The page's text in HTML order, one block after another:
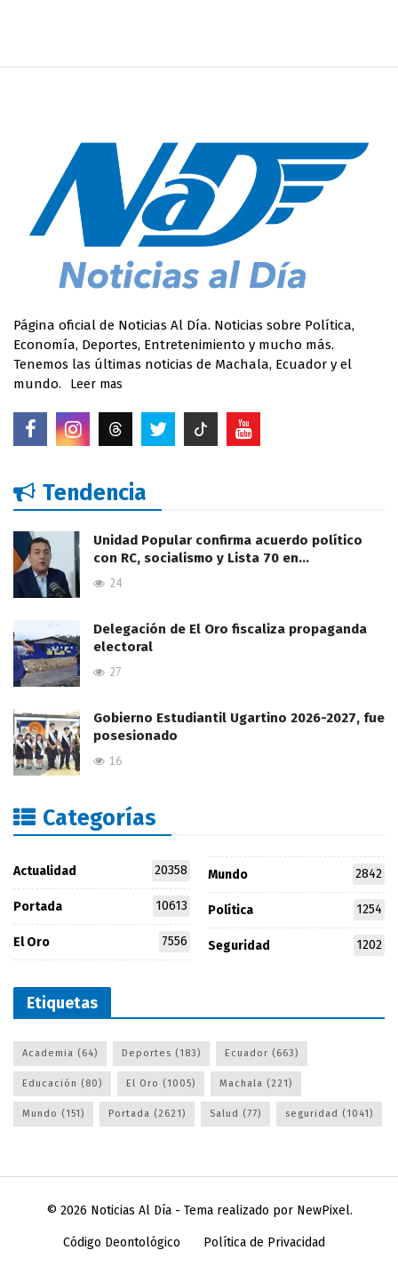
Página oficial de Noticias Al Día. Noticias sobre Política,
Economía, Deportes, Entretenimiento y mucho más.
Tenemos las últimas noticias de Machala, Ecuador y el
mundo.
Leer mas
Tendencia
Unidad Popular confirma acuerdo político
con RC, socialismo y Lista 70 en…
24
Delegación de El Oro fiscaliza propaganda
electoral
27
Gobierno Estudiantil Ugartino 2026-2027, fue
posesionado
16
Categorías
Actualidad 20358
Portada 10613
El Oro 7556
Mundo 2842
Política 1254
Seguridad 1202
Etiquetas
Academia (64) Deportes (183) Ecuador (663)
Educación (80) El Oro (1005) Machala (221)
Mundo (151) Portada (2621) Salud (77) seguridad (1041)
© 2026 Noticias Al Día- Tema realizado por NewPixel.
Código Deontológico Política de Privacidad